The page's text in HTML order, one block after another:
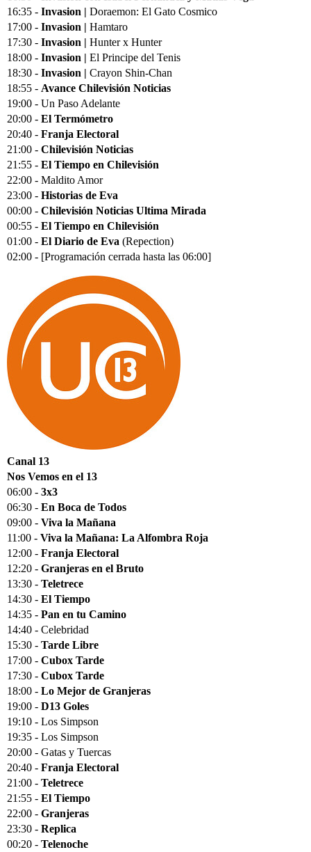
16:35 - Invasion | Doraemon: El Gato Cosmico
17:00 - Invasion | Hamtaro
17:30 - Invasion | Hunter x Hunter
18:00 - Invasion | El Principe del Tenis
18:30 - Invasion | Crayon Shin-Chan
18:55 - Avance Chilevisión Noticias
19:00 - Un Paso Adelante
20:00 - El Termómetro
20:40 - Franja Electoral
21:00 - Chilevisión Noticias
21:55 - El Tiempo en Chilevisión
22:00 - Maldito Amor
23:00 - Historias de Eva
00:00 - Chilevisión Noticias Ultima Mirada
00:55 - El Tiempo en Chilevisión
01:00 - El Diario de Eva (Repection)
02:00 - [Programación cerrada hasta las 06:00]
Canal 13
Nos Vemos en el 13
06:00 - 3x3
06:30 - En Boca de Todos
09:00 - Viva la Mañana
11:00 - Viva la Mañana: La Alfombra Roja
12:00 - Franja Electoral
12:20 - Granjeras en el Bruto
13:30 - Teletrece
14:30 - El Tiempo
14:35 - Pan en tu Camino
14:40 - Celebridad
15:30 - Tarde Libre
17:00 - Cubox Tarde
17:30 - Cubox Tarde
18:00 - Lo Mejor de Granjeras
19:00 - D13 Goles
19:10 - Los Simpson
19:35 - Los Simpson
20:00 - Gatas y Tuercas
20:40 - Franja Electoral
21:00 - Teletrece
21:55 - El Tiempo
22:00 - Granjeras
23:30 - Replica
00:20 - Telenoche